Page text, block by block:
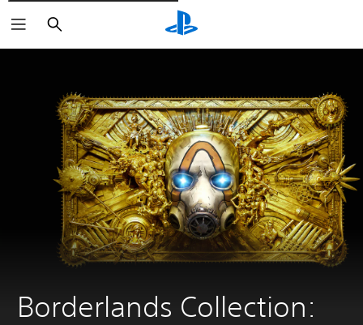
Rechercher
Borderlands Collection: